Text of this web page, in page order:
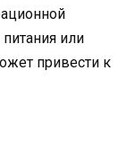
или
привести к